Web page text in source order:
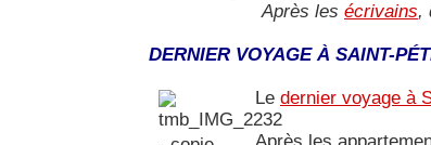
Après les écrivains,
DERNIER VOYAGE À SAINT-
Le dernier voyage à